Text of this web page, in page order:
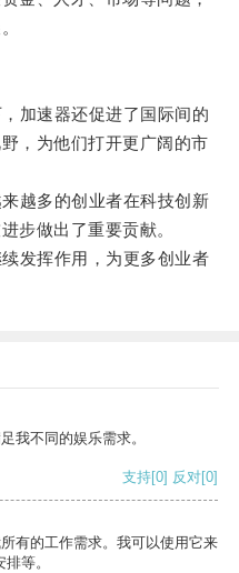
速器还促进了国际间的
，为他们打开更广阔的市
越多的创业者在科技创新
步做出了重要贡献。
发挥作用，为更多创业者
我不同的娱乐需求。
支持[0] 反对[0]
有的工作需求。我可以使用它来
等。